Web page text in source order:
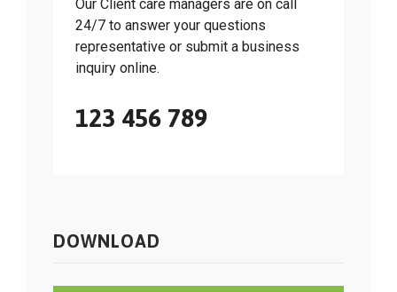
Our Client care managers are on call
24/7 to answer your questions
representative or submit a business
inquiry online.
123 456 789
DOWNLOAD